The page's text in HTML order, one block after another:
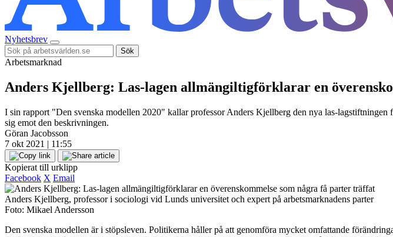
Nyhetsbrev
Sök
Arbetsmarknad
Anders Kjellberg: Las-lagen allmängiltigförklarar en
I sin rapport "Den svenska modellen 2020" kallar professor Anders Kjellberg den nya las-
sig emot den beskrivningen.
Göran Jacobsson
7 okt 2021 | 11:55
Kopierat till urklipp
Facebook X Email
Anders Kjellberg, professor i sociologi vid Lunds universitet och expert på arbetsmarknadens parter
Foto: Mikael Andersson
Den svenska modellen är i stöpsleven. Politikerna håller på att genomföra mycket omfattande